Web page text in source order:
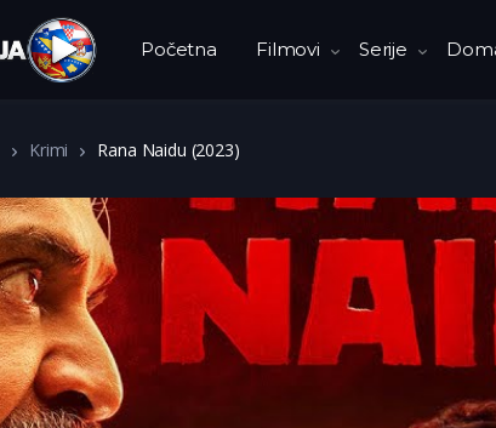
Početna Filmovi Serije
Krimi Rana Naidu (2023)